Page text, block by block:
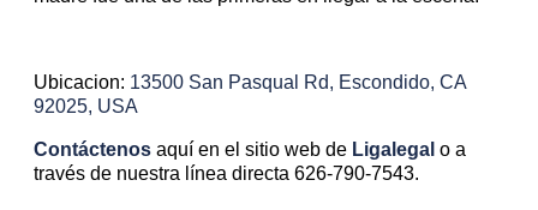
Ubicacion: 13500 San Pasqual Rd, Escondido, CA
92025, USA
Contáctenos aquí en el sitio web de Ligalegal o a
través de nuestra línea directa 626-790-7543.